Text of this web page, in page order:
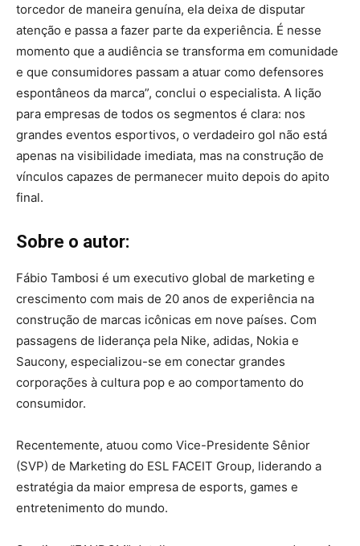
torcedor de maneira genuína, ela deixa de disputar
atenção e passa a fazer parte da experiência. É nesse
momento que a audiência se transforma em comunidade
e que consumidores passam a atuar como defensores
espontâneos da marca”, conclui o especialista. A lição
para empresas de todos os segmentos é clara: nos
grandes eventos esportivos, o verdadeiro gol não está
apenas na visibilidade imediata, mas na construção de
vínculos capazes de permanecer muito depois do apito
final.
Sobre o autor:
Fábio Tambosi é um executivo global de marketing e
crescimento com mais de 20 anos de experiência na
construção de marcas icônicas em nove países. Com
passagens de liderança pela Nike, adidas, Nokia e
Saucony, especializou-se em conectar grandes
corporações à cultura pop e ao comportamento do
consumidor.
Recentemente, atuou como Vice-Presidente Sênior
(SVP) de Marketing do ESL FACEIT Group, liderando a
estratégia da maior empresa de esports, games e
entretenimento do mundo.